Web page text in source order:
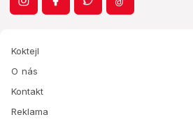
Koktejl
O nás
Kontakt
Reklama